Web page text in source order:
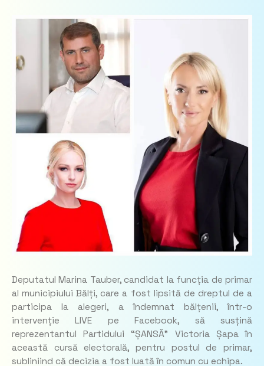
Deputatul Marina Tauber, candidat la funcția de primar
al municipiului Bălți, care a fost lipsită de dreptul de a
participa la alegeri, a îndemnat bălțenii, într-o
intervenție LIVE pe Facebook, să susțină
reprezentantul Partidului “ȘANSĂ” Victoria Șapa în
această cursă electorală, pentru postul de primar,
subliniind că decizia a fost luată în comun cu echipa.